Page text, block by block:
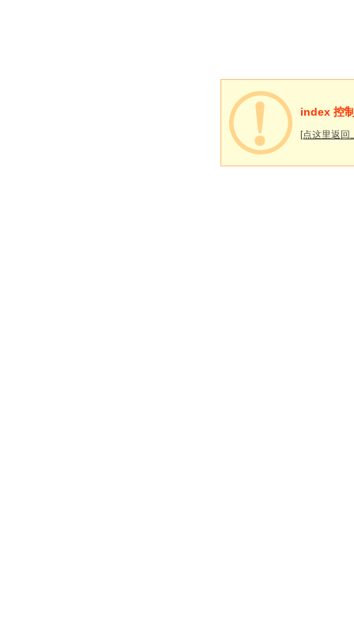
index 控
[点这里返回